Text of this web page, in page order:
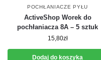
POCHŁANIACZE PYŁU
ActiveShop Worek do
pochłaniacza 8A – 5 sztuk
15,80zł
Dodaj do koszyka